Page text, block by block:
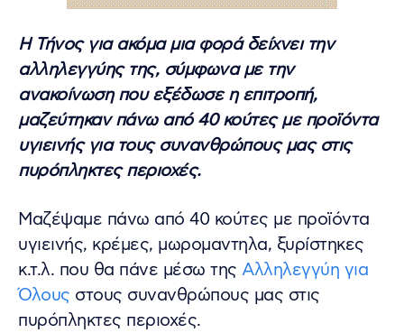
Η Τήνος για ακόμα μια φορά δείχνει την
αλληλεγγύης της, σύμφωνα με την
ανακοίνωση που εξέδωσε η επιτροπή,
μαζεύτηκαν πάνω από 40 κούτες με προϊόντα
υγιεινής για τους συνανθρώπους μας στις
πυρόπληκτες περιοχές.
Μαζέψαμε πάνω από 40 κούτες με προϊόντα
υγιεινής, κρέμες, μωρομαντηλα, ξυρίστηκες
κ.τ.λ. που θα πάνε μέσω της Αλληλεγγύη για
Όλους στους συνανθρώπους μας στις
πυρόπληκτες περιοχές.